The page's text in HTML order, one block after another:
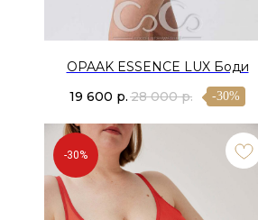
OPAAK ESSENCE LUX Боди
19 600 р. 28 000 р. -30%
-30%